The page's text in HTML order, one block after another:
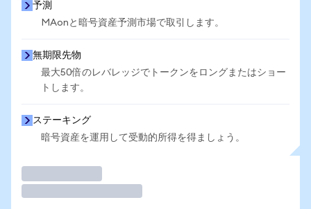
予測
MAonと暗号資産予測市場で取引します。
無期限先物
最大50倍のレバレッジでトークンをロングまたはショー
トします。
ステーキング
暗号資産を運用して受動的所得を得ましょう。